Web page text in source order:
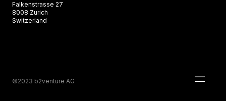
Falkenstrasse 27
8008 Zurich
Switzerland
©2023 b2venture AG